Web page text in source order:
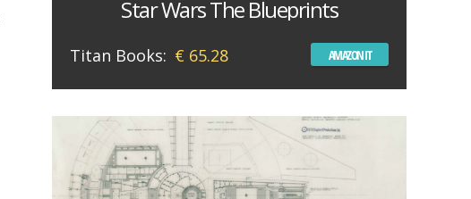
Star Wars The Blueprints
Titan Books: € 65.28 AMAZON IT